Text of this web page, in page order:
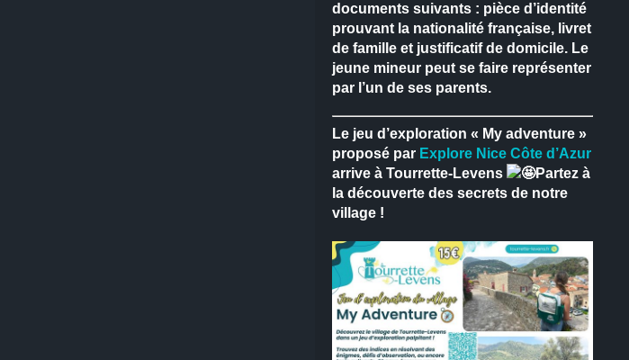
documents suivants : pièce d’identité
prouvant la nationalité française, livret
de famille et justificatif de domicile.Le
jeune mineur peut se faire représenter
par l’un de ses parents.
Le jeu d’exploration « My adventure »
proposé par Explore Nice Côte d’Azur
arrive à Tourrette-Levens
Partez à
la découverte des secrets de notre
village !